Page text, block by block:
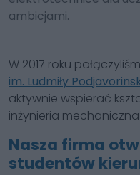
ambicjami.
W 2017 roku
im. Ludmiły
aktywnie wspierać
inżynieria
Nasza firma
studentów